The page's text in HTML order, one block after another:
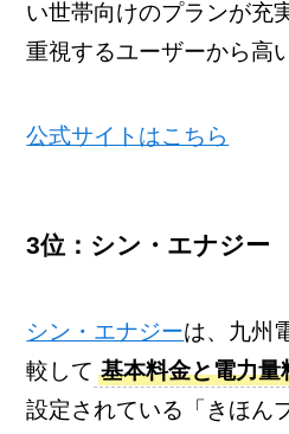
い世帯向けのプランが充
重視するユーザーから高
公式サイトはこちら
3位：シン・エナジー
シン・エナジーは、九州
較して 基本料金と電力
設定されている「きほん